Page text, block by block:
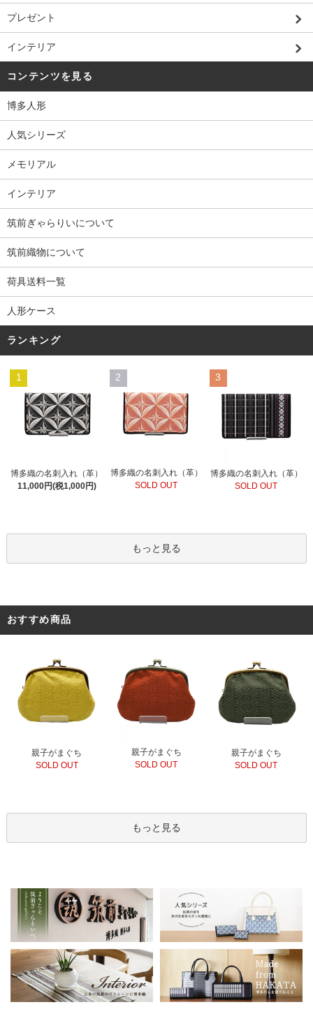
プレゼント
インテリア
コンテンツを見る
博多人形
人気シリーズ
メモリアル
インテリア
筑前ぎゃらりいについて
筑前織物について
荷具送料一覧
人形ケース
ランキング
1
博多織の名刺入れ（革）
11,000円(税1,000円)
2
博多織の名刺入れ（革）
SOLD OUT
3
博多織の名刺入れ（革）
SOLD OUT
もっと見る
おすすめ商品
親子がまぐち
SOLD OUT
親子がまぐち
SOLD OUT
親子がまぐち
SOLD OUT
もっと見る